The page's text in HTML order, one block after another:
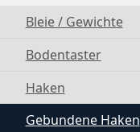
Bleie / Gewichte
Bodentaster
Haken
Gebundene Haken